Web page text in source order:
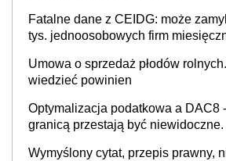
Fatalne dane z CEIDG: może
tys. jednoosobowych firm
Umowa o sprzedaż płodów
wiedzieć powinien
Optymalizacja podatkowa a DAC8
granicą przestają być
Wymyślony cytat, przepis prawny,